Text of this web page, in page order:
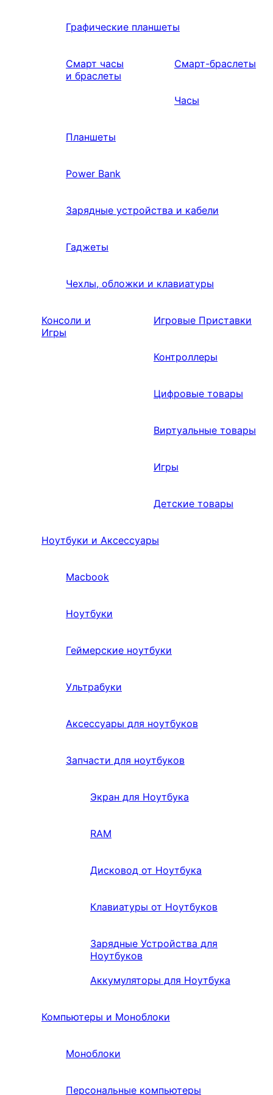
Графические планшеты
Смарт часы
и браслеты
Смарт-браслеты
Часы
Планшеты
Power Bank
Зарядные устройства и кабели
Гаджеты
Чехлы, обложки и клавиатуры
Консоли и
Игры
Игровые Приставки
Контроллеры
Цифровые товары
Виртуальные товары
Игры
Детские товары
Ноутбуки и Аксессуары
Macbook
Ноутбуки
Геймерские ноутбуки
Ультрабуки
Аксессуары для ноутбуков
Запчасти для ноутбуков
Экран для Ноутбука
RAM
Дисковод от Ноутбука
Клавиатуры от Ноутбуков
Зарядные Устройства для
Ноутбуков
Аккумуляторы для Ноутбука
Компьютеры и Моноблоки
Моноблоки
Персональные компьютеры